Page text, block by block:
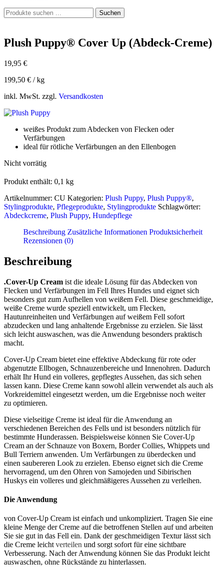
Suchen
nach:
Suchen
Plush Puppy® Cover Up (Abdeck-Creme)
19,95 €
199,50 € /kg
inkl. MwSt. zzgl. Versandkosten
weißes Produkt zum Abdecken von Flecken oder
Verfärbungen
ideal für rötliche Verfärbungen an den Ellenbogen
Nicht vorrätig
Produkt enthält: 0,1 kg
Artikelnummer: CU Kategorien: Plush Puppy, Plush Puppy®,
Stylingprodukte, Pflegeprodukte, Stylingprodukte Schlagwörter:
Abdeckcreme, Plush Puppy, Hundepflege
Beschreibung Zusätzliche Informationen Produktsicherheit
Rezensionen (0)
Beschreibung
.Cover-Up Cream ist die ideale Lösung für das Abdecken von
Flecken und Verfärbungen im Fell Ihres Hundes und eignet sich
besonders gut zum Aufhellen von weißem Fell. Diese geschmeidige,
weiße Creme wurde speziell entwickelt, um Flecken,
Hautunreinheiten und Verfärbungen auf weißem Fell sofort
abzudecken und lang anhaltende Ergebnisse zu erzielen. Sie lässt
sich leicht auswaschen, was die Anwendung besonders praktisch
macht.
Cover-Up Cream bietet eine effektive Abdeckung für rote oder
abgenutzte Ellbogen, Schnauzenbereiche und Innenohren. Dadurch
erhält Ihr Hund ein volleres, gepflegtes Aussehen, das sich sehen
lassen kann. Diese Creme kann sowohl allein verwendet als auch als
Vorkreidemittel eingesetzt werden, um die Ergebnisse noch weiter
zu optimieren.
Diese vielseitige Creme ist ideal für die Anwendung an
verschiedenen Bereichen des Fells und ist besonders nützlich für
bestimmte Hunderassen. Beispielsweise können Sie Cover-Up
Cream an der Schnauze von Boxern, Border Collies, Whippets und
Bull Terriern anwenden. Um Verfärbungen zu überdecken und
einen saubereren Look zu erzielen. Ebenso eignet sich die Creme
hervorragend, um den Ohren von Samojeden und Sibirischen
Huskys ein volleres und gleichmäßigeres Aussehen zu verleihen.
Die Anwendung
von Cover-Up Cream ist einfach und unkompliziert. Tragen Sie eine
kleine Menge der Creme auf die betroffenen Stellen auf und arbeiten
Sie sie gut in das Fell ein. Dank der geschmeidigen Textur lässt sich
die Creme leicht verteilen und sorgt sofort für eine sichtbare
Verbesserung. Nach der Anwendung können Sie das Produkt leicht
auswaschen, ohne Rückstände zu hinterlassen.